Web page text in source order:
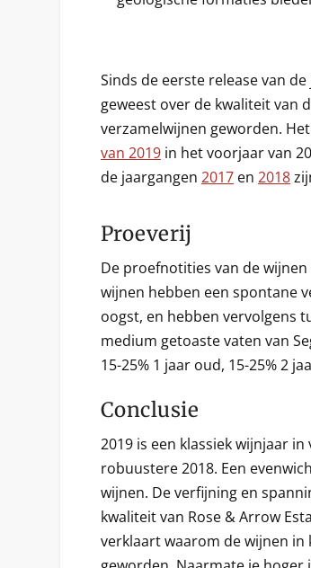
Sinds de eerste release van
geweest over de kwaliteit van
verzamelwijnen geworden.
van 2019in het voorjaar van
de jaargangen 2017en 2018
Proeverij
De proefnotities van de
wijnen hebben een spontane
oogst, en hebben vervolgens
medium getoaste vaten van
15-25% 1 jaar oud, 15-25% 2
Conclusie
2019 is een klassiek wijnjaar
robuustere 2018. Een
wijnen. De verfijning en
kwaliteit van Rose & Arrow
verklaart waarom de wijnen